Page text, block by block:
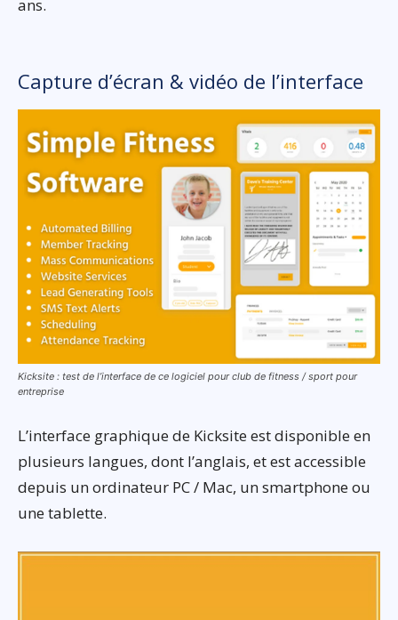
ans.
Capture d’écran & vidéo de l’interface
Kicksite : test de l’interface de ce logiciel pour club de fitness / sport pour
entreprise
L’interface graphique de Kicksite est disponible en
plusieurs langues, dont l’anglais, et est accessible
depuis un ordinateur PC / Mac, un smartphone ou
une tablette.